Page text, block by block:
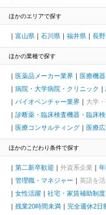
ほかのエリアで探す
富山県 石川県 福井県 長
ほかの業種で探す
医薬品メーカー業界 医療機
病院・大学病院・クリニック
バイオベンチャー業界
大学
診断薬・臨床検査機器・臨床
医療コンサルティング
医療
ほかのこだわり条件で探す
第二新卒歓迎 外資系企業
管理職・マネジャー
英語を
女性活躍
社宅・家賃補助制度
残業20時間未満
完全週休2日